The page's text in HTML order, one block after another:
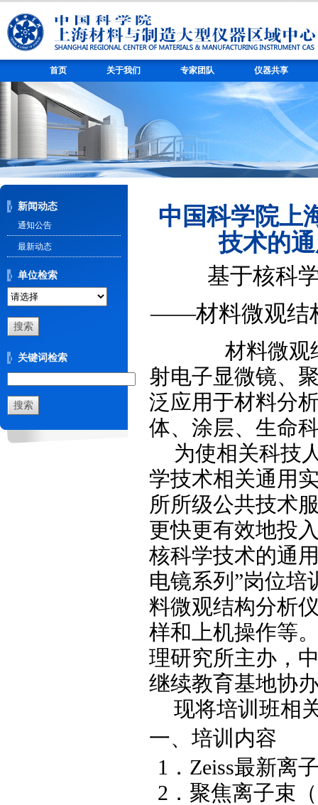
首页 关于我们 专家团队 仪器共享
新闻动态
通知公告
最新动态
单位检索
关键词检索
中国科学院上
技术的
基于核科
——材料微观结
材料微观结
射电子显微镜、
泛应用于材料分
体、涂层、生命
为使相关科技
学技术相关通用
所所级公共技术
更快更有效地投
核科学技术的通
电镜系列”岗位培
料微观结构分析
样和上机操作等
理研究所主办，
继续教育基地协
现将培训班相
一、培训内容
1 ． Zeiss最新离
2 ．聚焦离子束（